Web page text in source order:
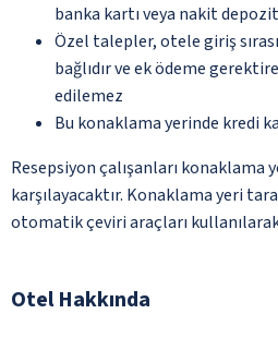
banka kartı veya nakit
Özel talepler, otele giriş
bağlıdır ve ek ödeme
edilemez
Bu konaklama yerinde kredi
Resepsiyon çalışanları konaklama
karşılayacaktır. Konaklama yeri
otomatik çeviri araçları
Otel Hakkında